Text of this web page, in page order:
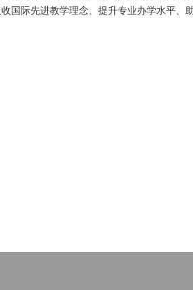
国际先进教学理念、提升专业办学水平、